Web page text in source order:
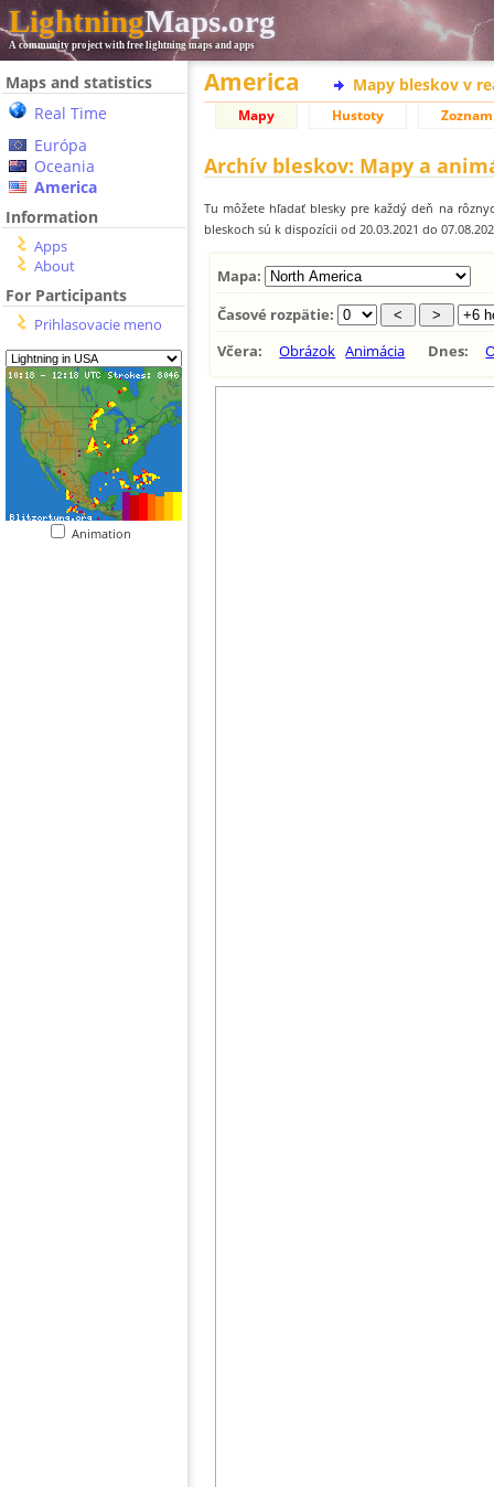
LightningMaps.org
A community project with free lightning maps and apps
Maps and statistics
Real Time
Európa
Oceania
America
Information
Apps
About
For Participants
Prihlasovacie meno
Animation
America Mapy bleskov v
Mapy Hustoty Zoznam
Archív bleskov: Mapy a
Tu môžete hľadať blesky pre každý deň na
bleskoch sú k dispozícii od 20.03.2021 do
Mapa:
Časové rozpätie:
Včera:
Obrázok Animácia Dnes: